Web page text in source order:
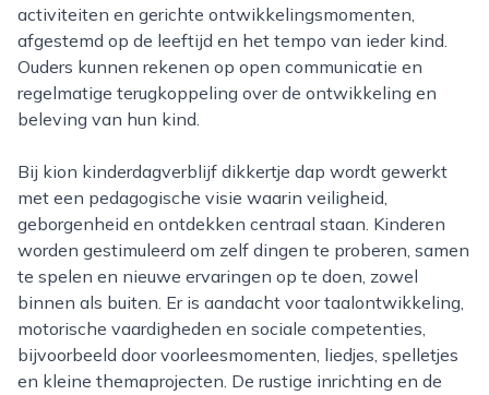
activiteiten en gerichte ontwikkelingsmomenten,
afgestemd op de leeftijd en het tempo van ieder kind.
Ouders kunnen rekenen op open communicatie en
regelmatige terugkoppeling over de ontwikkeling en
beleving van hun kind.
Bij kion kinderdagverblijf dikkertje dap wordt gewerkt
met een pedagogische visie waarin veiligheid,
geborgenheid en ontdekken centraal staan. Kinderen
worden gestimuleerd om zelf dingen te proberen, samen
te spelen en nieuwe ervaringen op te doen, zowel
binnen als buiten. Er is aandacht voor taalontwikkeling,
motorische vaardigheden en sociale competenties,
bijvoorbeeld door voorleesmomenten, liedjes, spelletjes
en kleine themaprojecten. De rustige inrichting en de